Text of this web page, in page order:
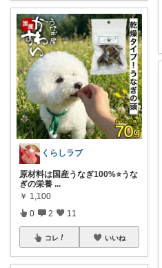
くらしラブ
原材料は国産うなぎ100%⭐️うな
ぎの栄養 ...
￥ 1,100
0 2 11
コレ いいね